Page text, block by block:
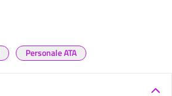
Personale ATA